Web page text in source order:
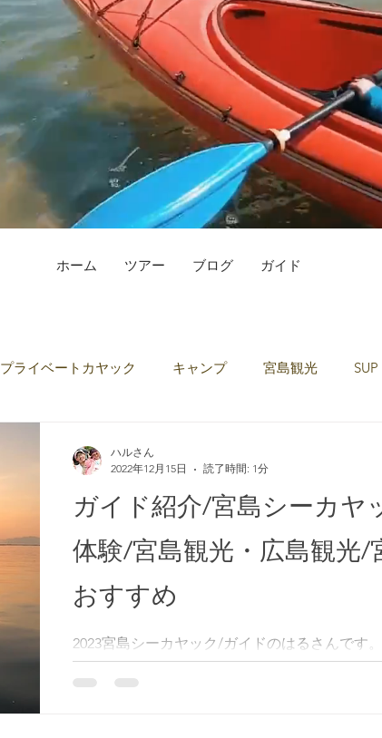
ホーム ツアー ブログ ガイド
プライベートカヤック キャンプ 宮島観光 SUP
ガイド紹介/宮島シーカヤ
体験/宮島観光・広島観光/
おすすめ
2023宮島シーカヤック/ガイドのはるさんです
光・宮島観光をより楽しむためにシーカヤック
て海から大鳥居を眺めることができるツアーが
ハルさん
2022年12月15日
読了時間: 1分